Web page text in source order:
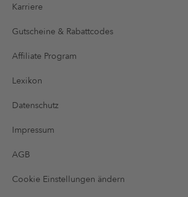
Karriere
Gutscheine & Rabattcodes
Affiliate Program
Lexikon
Datenschutz
Impressum
AGB
Cookie Einstellungen ändern